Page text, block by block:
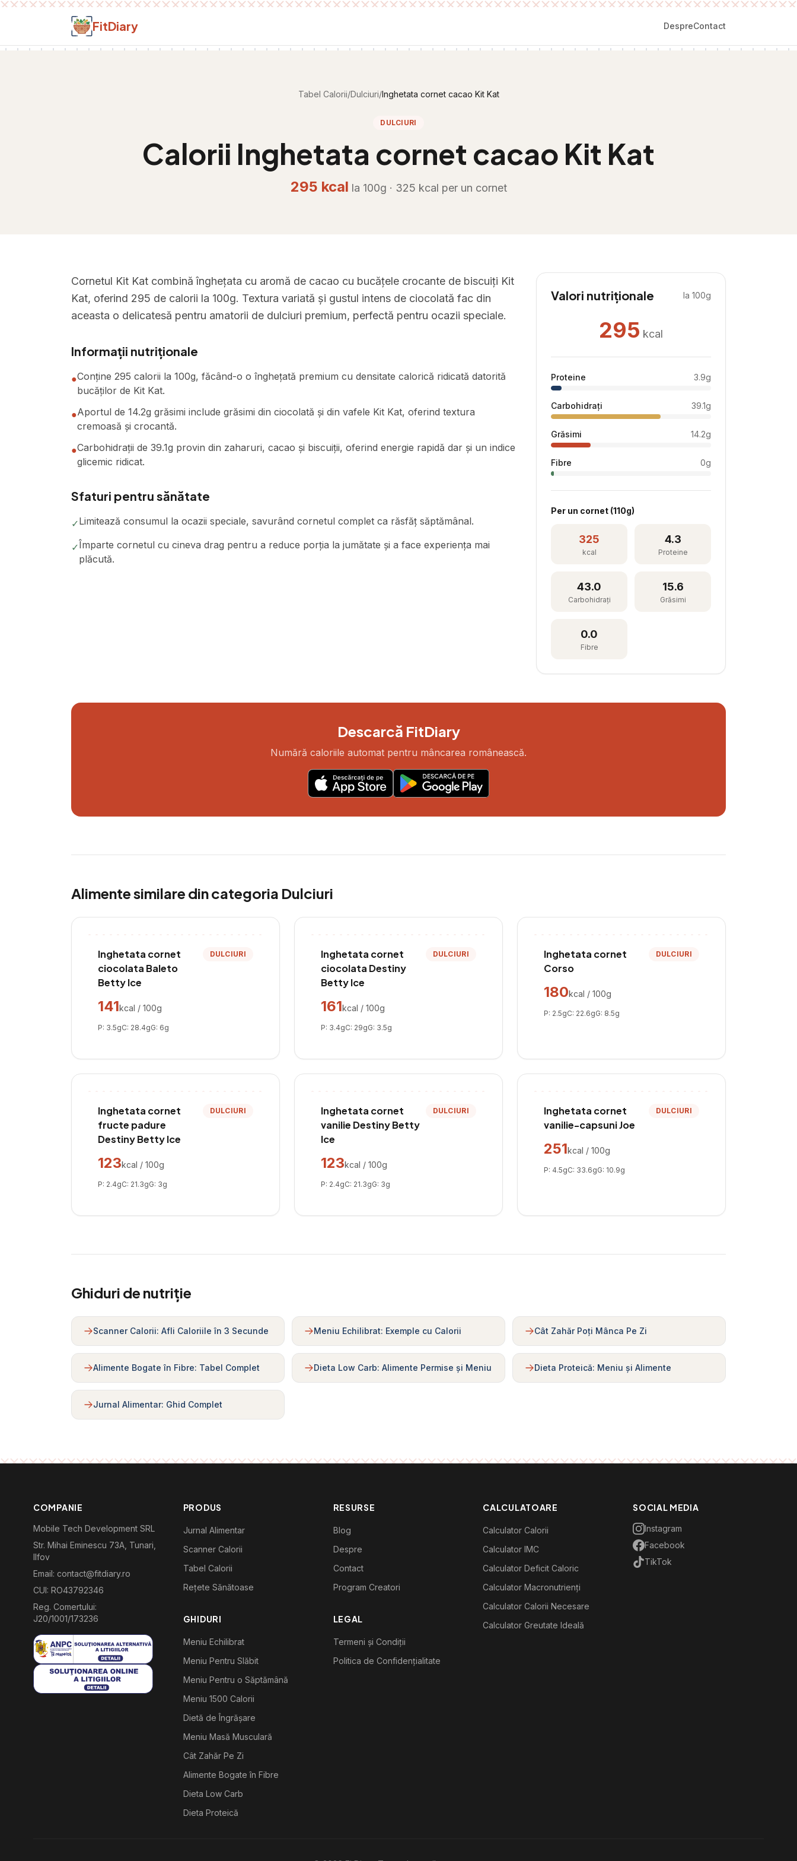
Salt la conținut
FitDiary DespreContact
Tabel Calorii/Dulciuri/Inghetata cornet cacao Kit Kat
DULCIURI
Calorii Inghetata cornet cacao Kit Kat
295 kcal la 100g · 325 kcal per un cornet
Cornetul Kit Kat combină înghețata cu aromă de cacao cu bucățele crocante de biscuiți Kit
Kat, oferind 295 de calorii la 100g. Textura variată și gustul intens de ciocolată fac din
aceasta o delicatesă pentru amatorii de dulciuri premium, perfectă pentru ocazii speciale.
Informații nutriționale
●Conține 295 calorii la 100g, făcând-o o înghețată premium cu densitate calorică ridicată datorită
bucăților de Kit Kat.
●Aportul de 14.2g grăsimi include grăsimi din ciocolată și din vafele Kit Kat, oferind textura
cremoasă și crocantă.
●Carbohidrații de 39.1g provin din zaharuri, cacao și biscuiții, oferind energie rapidă dar și un indice
glicemic ridicat.
Sfaturi pentru sănătate
✓Limitează consumul la ocazii speciale, savurând cornetul complet ca răsfăț săptămânal.
✓Împarte cornetul cu cineva drag pentru a reduce porția la jumătate și a face experiența mai
plăcută.
Valori nutriționale la 100g
295 kcal
Proteine 3.9g
Carbohidrați 39.1g
Grăsimi 14.2g
Fibre 0g
Per un cornet (110g)
325
kcal
4.3
Proteine
43.0
Carbohidrați
15.6
Grăsimi
0.0
Fibre
Descarcă FitDiary
Numără caloriile automat pentru mâncarea românească.
Alimente similare din categoria Dulciuri
Inghetata cornet
ciocolata Baleto
Betty Ice
DULCIURI
141kcal / 100g
P: 3.5gC: 28.4gG: 6g
Inghetata cornet
ciocolata Destiny
Betty Ice
DULCIURI
161kcal / 100g
P: 3.4gC: 29gG: 3.5g
Inghetata cornet
Corso
DULCIURI
180kcal / 100g
P: 2.5gC: 22.6gG: 8.5g
Inghetata cornet
fructe padure
Destiny Betty Ice
DULCIURI
123kcal / 100g
P: 2.4gC: 21.3gG: 3g
Inghetata cornet
vanilie Destiny Betty
Ice
DULCIURI
123kcal / 100g
P: 2.4gC: 21.3gG: 3g
Inghetata cornet
vanilie-capsuni Joe
DULCIURI
251kcal / 100g
P: 4.5gC: 33.6gG: 10.9g
Ghiduri de nutriție
Scanner Calorii: Afli Caloriile în 3 Secunde Meniu Echilibrat: Exemple cu Calorii Cât Zahăr Poți Mânca Pe Zi
Alimente Bogate în Fibre: Tabel Complet Dieta Low Carb: Alimente Permise și Meniu Dieta Proteică: Meniu și Alimente
Jurnal Alimentar: Ghid Complet
COMPANIE
Mobile Tech Development SRL
Str. Mihai Eminescu 73A, Tunari,
Ilfov
Email: contact@fitdiary.ro
CUI: RO43792346
Reg. Comertului:
J20/1001/173236
PRODUS
Jurnal Alimentar
Scanner Calorii
Tabel Calorii
Rețete Sănătoase
GHIDURI
Meniu Echilibrat
Meniu Pentru Slăbit
Meniu Pentru o Săptămână
Meniu 1500 Calorii
Dietă de Îngrășare
Meniu Masă Musculară
Cât Zahăr Pe Zi
Alimente Bogate în Fibre
Dieta Low Carb
Dieta Proteică
RESURSE
Blog
Despre
Contact
Program Creatori
LEGAL
Termeni și Condiții
Politica de Confidențialitate
CALCULATOARE
Calculator Calorii
Calculator IMC
Calculator Deficit Caloric
Calculator Macronutrienți
Calculator Calorii Necesare
Calculator Greutate Ideală
SOCIAL MEDIA
Instagram
Facebook
TikTok